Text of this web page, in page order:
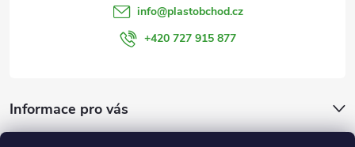
info@plastobchod.cz
+420 727 915 877
Informace pro vás